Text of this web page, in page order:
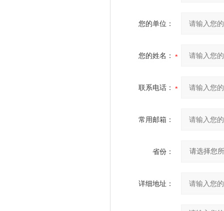
您的单位：
您的姓名：
联系电话：
常用邮箱：
省份：
详细地址：